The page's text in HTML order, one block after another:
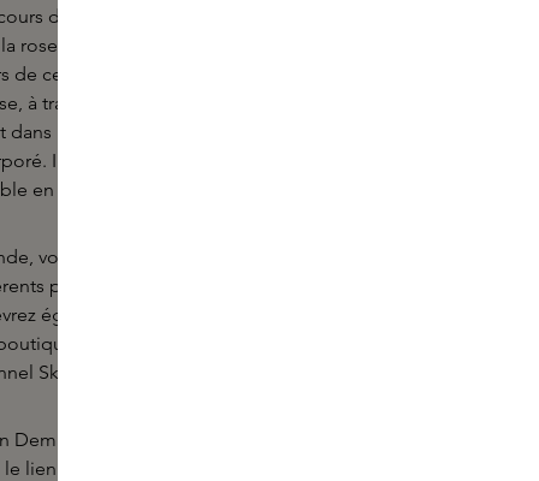
de cette Masterclass en ligne, vous
rose, un ingrédient de parfum largement utilisé
de cette session, nous vous montrerons la
à travers des créations dans lesquelles la rose
lesquelles le parfum de la rose est plus
Il s'agit d'un complément agréable à toute
en matière de parfum.
vous recevrez un coffret contenant 10
parfums à la rose et une mini-bougie
également un bon d'achat en ligne de 20 € à
et sur Skins.fr. Celui-ci doit être activé via
Skins Inclusive.
Demand peuvent être suivies au moment de votre
lien vers cette Masterclass en ligne par e-mail.